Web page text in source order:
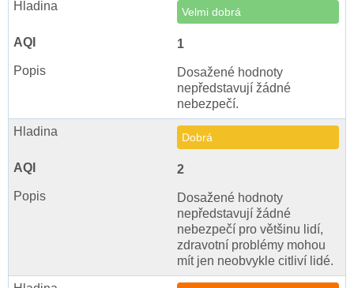
Velmi dobrá
1
Dosažené hodnoty
nepředstavují žádné
nebezpečí.
Dobrá
2
Dosažené hodnoty
nepředstavují žádné
nebezpečí pro většinu lidí,
zdravotní problémy mohou
mít jen neobvykle citliví lidé.